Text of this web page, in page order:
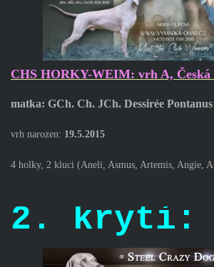
CHS HORKY-WEIM: vrh A,
matka: GCh. Ch. JCh. Dessirée Pontanus
vrh narozen: 19.5.2015
4 holky, 2 kluci (Aneli, Asmus, Artemis, Angie,
2. krytí: